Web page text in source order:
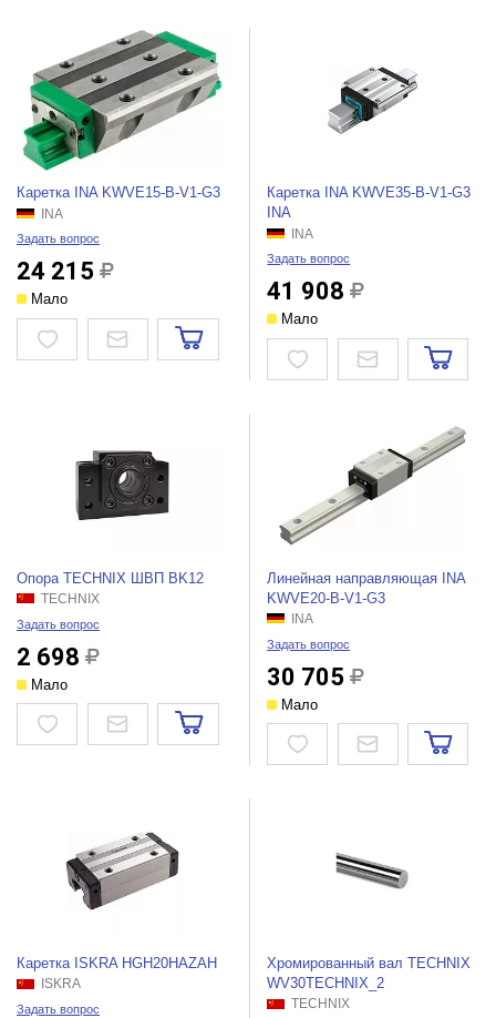
Каретка INA KWVE15-B-V1-G3
INA
Задать вопрос
24 215
Мало
Каретка INA KWVE35-B-V1-G3
INA
INA
Задать вопрос
41 908
Мало
Опора TECHNIX ШВП BK12
TECHNIX
Задать вопрос
2 698
Мало
Линейная направляющая INA
KWVE20-B-V1-G3
INA
Задать вопрос
30 705
Мало
Каретка ISKRA HGH20HAZAH
ISKRA
Задать вопрос
Хромированный вал TECHNIX
WV30TEСHNIX_2
TECHNIX